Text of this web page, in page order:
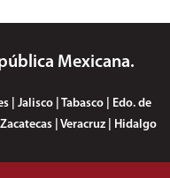
Mexicana.
| Jalisco | Tabasco | Edo. de
| Veracruz | Hidalgo